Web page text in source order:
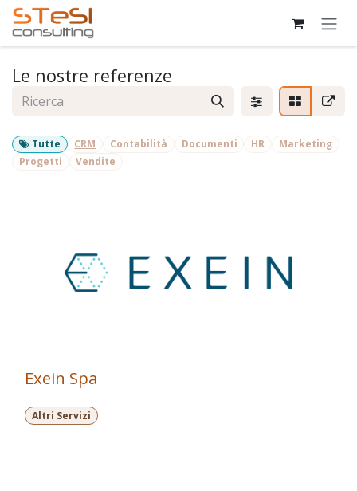
Passa al contenuto
Le nostre referenze
Tutte CRM Contabilità Documenti HR
Marketing
Progetti
Vendite
Exein Spa
Altri Servizi